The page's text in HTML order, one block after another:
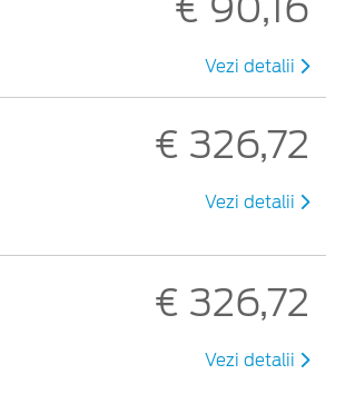
Vezi detalii
€ 326,72
Vezi detalii
€ 326,72
Vezi detalii